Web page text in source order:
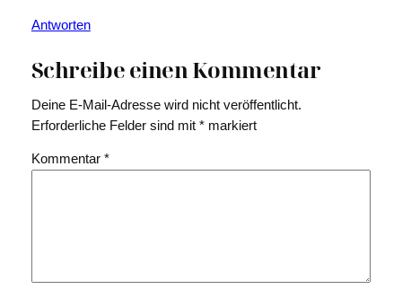
Antworten
Schreibe einen Kommentar
Deine E-Mail-Adresse wird nicht veröffentlicht.
Erforderliche Felder sind mit *markiert
Kommentar *